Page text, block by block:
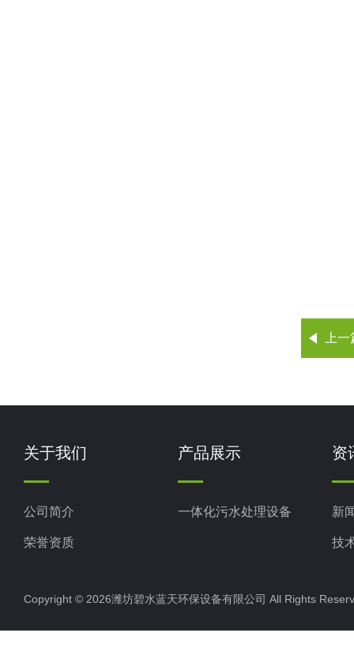
上
关于我们
公司简介
荣誉资质
产品展示
一体化污水处理设备
资
新
技
Copyright © 2026潍坊碧水蓝天环保设备有限公司 All Rights